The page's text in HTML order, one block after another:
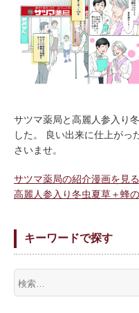
サツマ薬局と高麗人参入り
した。 良い出来に仕上がっ
さいませ。
サツマ薬局の紹介漫画を見る
高麗人参入り冬虫夏草＋蜂
キーワードで探す